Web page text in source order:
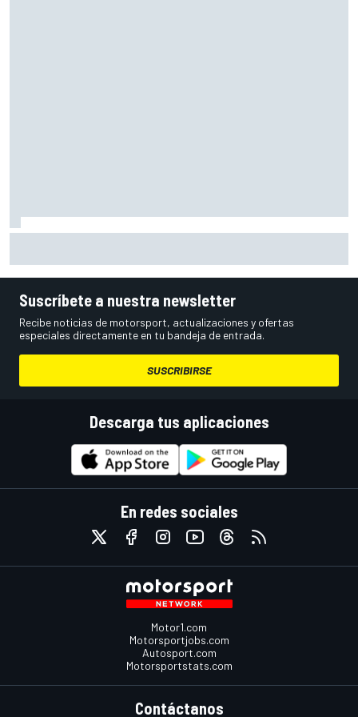
Suscríbete a nuestra newsletter
Recibe noticias de motorsport, actualizaciones y ofertas
especiales directamente en tu bandeja de entrada.
SUSCRIBIRSE
Descarga tus aplicaciones
En redes sociales
Motor1.com
Motorsportjobs.com
Autosport.com
Motorsportstats.com
Contáctanos